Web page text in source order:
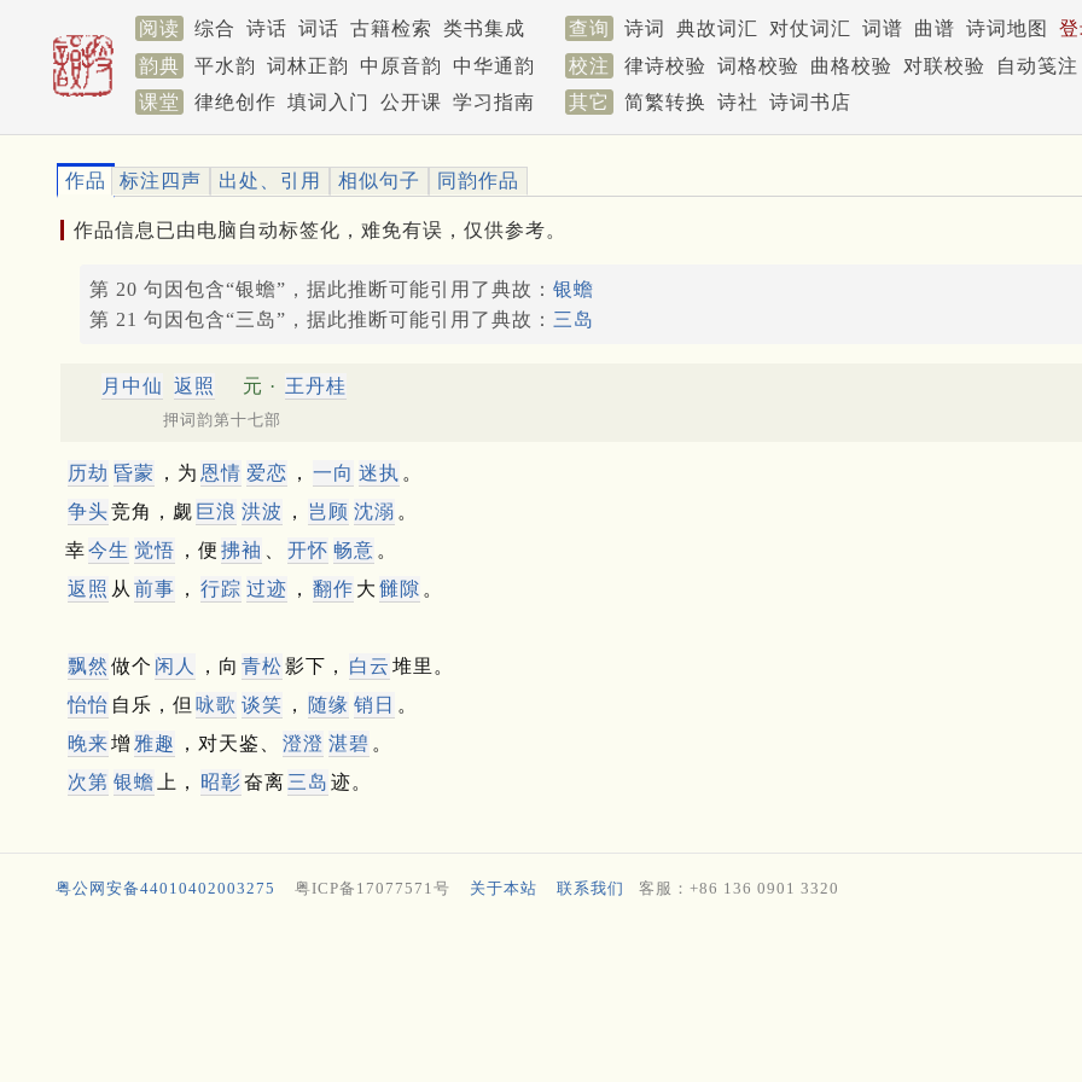
阅读 综合 诗话 词话 古籍检索 类书集成 查询 诗词 典故词汇 对仗词汇 词谱 曲谱 诗词地图
韵典
平水韵 词林正韵 中原音韵 中华通韵 校注 律诗校验 词格校验 曲格校验 对联校验
自动笺注
课堂
律绝创作 填词入门 公开课 学习指南 其它 简繁转换 诗社 诗词书店
作品 标注四声 出处、引用 相似句子 同韵作品
作品信息已由电脑自动标签化，难免有误，仅供参考。
第 20 句因包含“银蟾”，据此推断可能引用了典故： 银蟾
第 21 句因包含“三岛”，据此推断可能引用了典故： 三岛
月中仙 返照 元 · 王丹桂
押词韵第十七部
历劫 昏蒙 ，为 恩情 爱恋 ， 一向 迷执 。
争头竞角，觑 巨浪 洪波 ， 岂顾 沈溺 。
幸今生 觉悟 ，便 拂袖 开怀 畅意 。
返照 从 前事 ， 行踪 过迹 ， 翻作 大 雠隙 。
飘然 做个 闲人 ，向 青松影下， 白云 堆里。
怡怡 自乐，但 咏歌 谈笑 ， 随缘 销日 。
晚来增 雅趣 ，对天鉴、 澄澄 湛碧 。
次第 银蟾 上， 昭彰奋离 三岛 迹。
粤公网安备44010402003275 粤ICP备17077571号 关于本站 联系我们 客服：+86 136 0901 3320